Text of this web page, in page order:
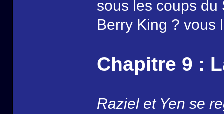
sous les coups
Berry King ? vous
Chapitre 9 :
Raziel et Yen se